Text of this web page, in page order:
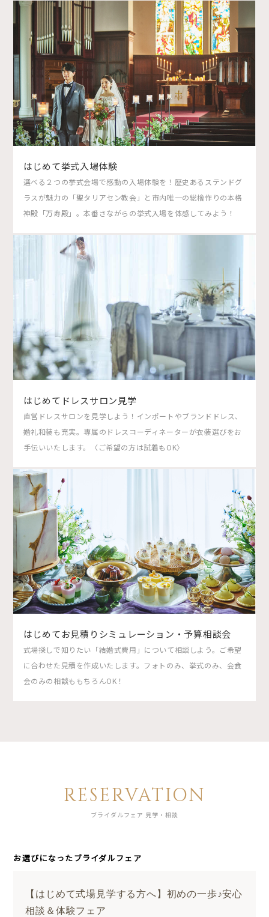
はじめて挙式入場体験
選べる２つの挙式会場で感動の入場体験を！歴史あるステンドグ
ラスが魅力の「聖タリアセン教会」と市内唯一の総檜作りの本格
神殿「万寿殿」。本番さながらの挙式入場を体感してみよう！
はじめてドレスサロン見学
直営ドレスサロンを見学しよう！インポートやブランドドレス、
婚礼和装も充実。専属のドレスコーディネーターが衣装選びをお
手伝いいたします。〈ご希望の方は試着もOK〉
はじめてお見積りシミュレーション・予算相談会
式場探しで知りたい「結婚式費用」について相談しよう。ご希望
に合わせた見積を作成いたします。フォトのみ、挙式のみ、会食
会のみの相談ももちろんOK！
RESERVATION
ブライダルフェア 見学・相談
お選びになったブライダルフェア
【はじめて式場見学する方へ】初めの一歩♪安心
相談＆体験フェア